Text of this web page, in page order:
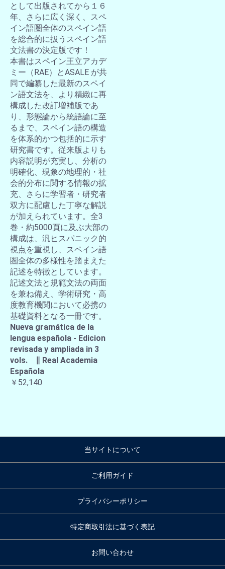
として出版されてから１６
年、さらに広く深く、スペ
イン語圏全体のスペイン語
を総合的に扱うスペイン語
文法書の決定版です！
本書はスペイン王立アカデ
ミー（RAE）とASALE が共
同で編纂した最新のスペイ
ン語文法を、より精緻に再
構成した改訂増補版であ
り、形態論から統語論に至
るまで、スペイン語の構造
を体系的かつ包括的に示す
研究書です。従来版よりも
内容説明が充実し、分析の
明確化、現象の地理的・社
会的分布に関する情報の拡
充、さらに学習者・研究者
双方に配慮した丁寧な解説
が加えられています。全3
巻・約5000頁に及ぶ大部の
構成は、汎ヒスパニック的
視点を重視し、スペイン語
圏全体の多様性を踏まえた
記述を特徴としています。
記述文法と規範文法の両面
を兼ね備え、学術研究・高
度教育機関において必携の
基礎資料となる一冊です。
Nueva gramática de la
lengua española - Edicion
revisada y ampliada in 3
vols. ∥ Real Academia
Española
￥52,140
当サイトについて
ご利用ガイド
プライバシーポリシー
特定商取引法に基づく表記
お問い合わせ